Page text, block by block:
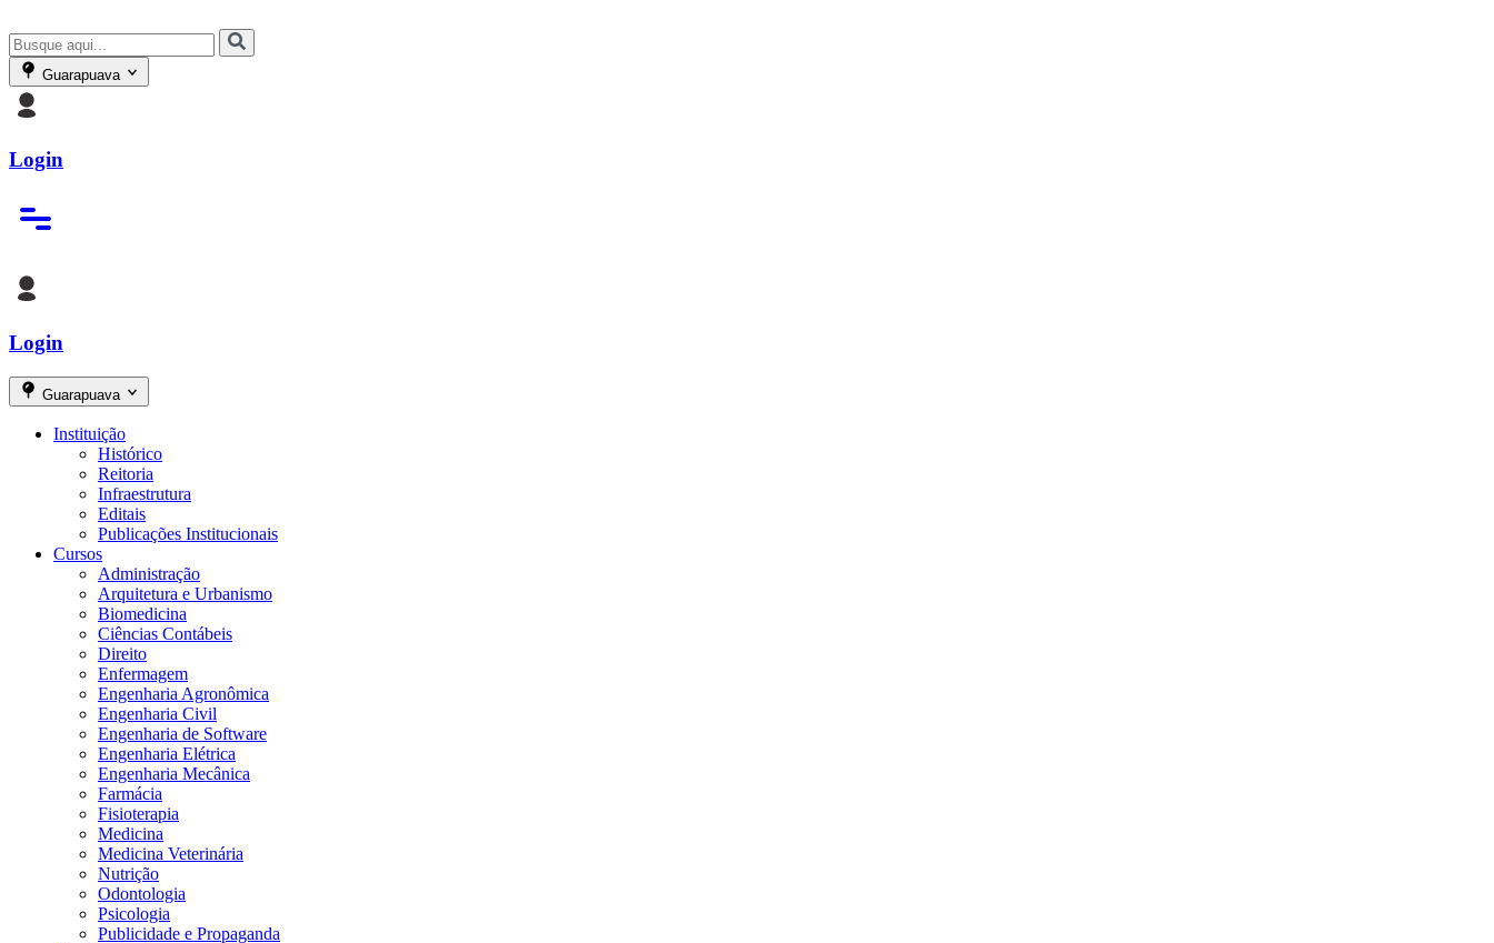
Guarapuava
Login
Login
Guarapuava
Instituição
Histórico
Reitoria
Infraestrutura
Editais
Publicações Institucionais
Cursos
Administração
Arquitetura e Urbanismo
Biomedicina
Ciências Contábeis
Direito
Enfermagem
Engenharia Agronômica
Engenharia Civil
Engenharia de Software
Engenharia Elétrica
Engenharia Mecânica
Farmácia
Fisioterapia
Medicina
Medicina Veterinária
Nutrição
Odontologia
Psicologia
Publicidade e Propaganda